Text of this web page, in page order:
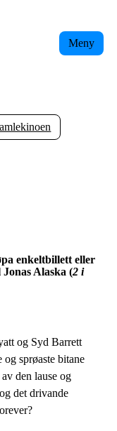
Meny
enkeltbillett eller
Alaska (2 i
og Syd Barrett
og sprøaste bitane
den lause og
det drivande